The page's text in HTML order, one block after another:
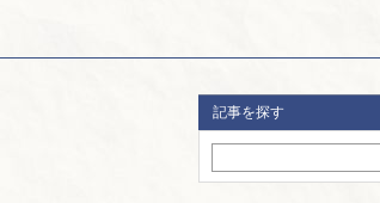
記事を探す